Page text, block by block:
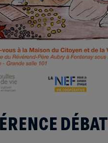
DÉBAT